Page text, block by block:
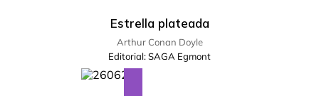
Estrella plateada
Arthur Conan Doyle
Editorial:SAGA Egmont